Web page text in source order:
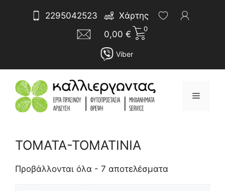
2295042523
Χάρτης
0,00 €
0
Viber
Μενού
ΤΟΜΑΤΑ-ΤΟΜΑΤΙΝΙΑ
Προβάλλονται όλα - 7 αποτελέσματα
Sorted
latest